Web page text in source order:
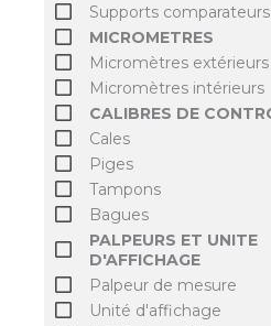
Supports comparateurs
MICROMETRES
Micromètres extérieurs
Micromètres intérieurs
CALIBRES DE
Cales
Piges
Tampons
Bagues
PALPEURS ET UNITE
D'AFFICHAGE
Palpeur de mesure
Unité d'affichage